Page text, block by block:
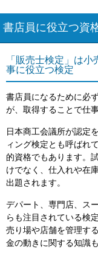
書店員に役立つ資
「販売士検定」は
事に役立つ検定
書店員になるために必
が、取得することで仕
日本商工会議所が認定
ィング検定とも呼ばれ
的資格でもあります。
けでなく、仕入れや在
出題されます。
デパート、専門店、ス
らも注目されている検
売り場や店舗を管理す
金の動きに関する知識